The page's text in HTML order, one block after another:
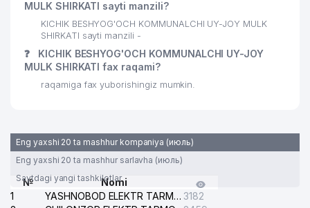
MULK SHIRKATI sayti manzili?
KICHIK BESHYOG'OCH KOMMUNALCHI UY-JOY MULK
SHIRKATI sayti manzili -
❓
KICHIK BESHYOG'OCH KOMMUNALCHI UY-JOY
MULK SHIRKATI fax raqami?
raqamiga fax yuborishingiz mumkin.
Eng yaxshi 20 ta mashhur kompaniya (июль)
Eng yaxshi 20 ta mashhur sarlavha (июль)
Saytdagi yangi tashkilotlar
№
Nomi
1
YASHNOBOD ELEKTR TARMOG'I NOSOZLIKLARI XIZMATI 3182